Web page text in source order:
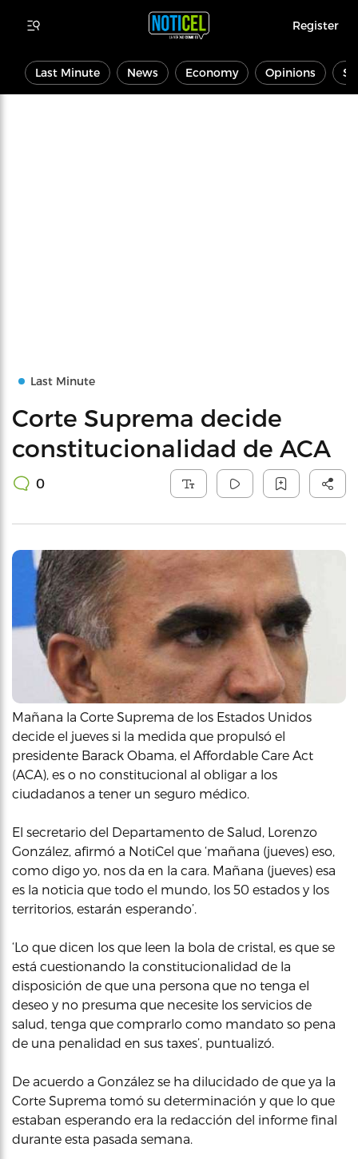
Register
Last Minute News Economy Opinions
Last Minute
Corte Suprema decide
constitucionalidad de ACA
0
Mañana la Corte Suprema de los Estados Unidos
decide el jueves si la medida que propulsó el
presidente Barack Obama, el Affordable Care Act
(ACA), es o no constitucional al obligar a los
ciudadanos a tener un seguro médico.
El secretario del Departamento de Salud, Lorenzo
González, afirmó a NotiCel que ‘mañana (jueves) eso,
como digo yo, nos da en la cara. Mañana (jueves) esa
es la noticia que todo el mundo, los 50 estados y los
territorios, estarán esperando’.
‘Lo que dicen los que leen la bola de cristal, es que se
está cuestionando la constitucionalidad de la
disposición de que una persona que no tenga el
deseo y no presuma que necesite los servicios de
salud, tenga que comprarlo como mandato so pena
de una penalidad en sus taxes’, puntualizó.
De acuerdo a González se ha dilucidado de que ya la
Corte Suprema tomó su determinación y que lo que
estaban esperando era la redacción del informe final
durante esta pasada semana.